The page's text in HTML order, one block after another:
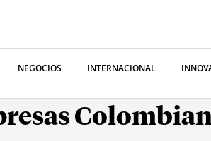
NEGOCIOS INTERNACIONAL